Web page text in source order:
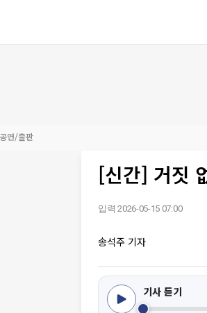
공연/출판
[신간] 거짓
입력 2026-05-15 07:00
송석주 기자
기사 듣기